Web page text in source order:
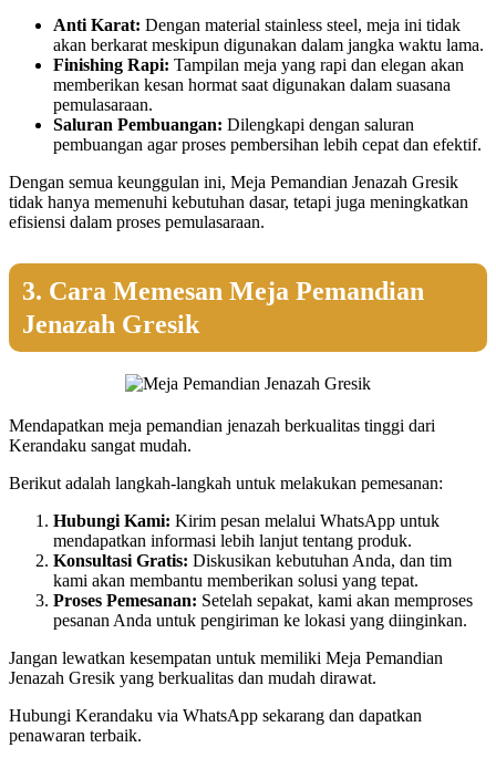
Anti Karat: Dengan material stainless steel, meja ini tidak
akan berkarat meskipun digunakan dalam jangka waktu lama.
Finishing Rapi: Tampilan meja yang rapi dan elegan akan
memberikan kesan hormat saat digunakan dalam suasana
pemulasaraan.
Saluran Pembuangan: Dilengkapi dengan saluran
pembuangan agar proses pembersihan lebih cepat dan efektif.
Dengan semua keunggulan ini, Meja Pemandian Jenazah Gresik
tidak hanya memenuhi kebutuhan dasar, tetapi juga meningkatkan
efisiensi dalam proses pemulasaraan.
3. Cara Memesan Meja Pemandian
Jenazah Gresik
Mendapatkan meja pemandian jenazah berkualitas tinggi dari
Kerandaku sangat mudah.
Berikut adalah langkah-langkah untuk melakukan pemesanan:
Hubungi Kami: Kirim pesan melalui WhatsApp untuk
mendapatkan informasi lebih lanjut tentang produk.
Konsultasi Gratis: Diskusikan kebutuhan Anda, dan tim
kami akan membantu memberikan solusi yang tepat.
Proses Pemesanan: Setelah sepakat, kami akan memproses
pesanan Anda untuk pengiriman ke lokasi yang diinginkan.
Jangan lewatkan kesempatan untuk memiliki Meja Pemandian
Jenazah Gresik yang berkualitas dan mudah dirawat.
Hubungi Kerandaku via WhatsApp sekarang dan dapatkan
penawaran terbaik.